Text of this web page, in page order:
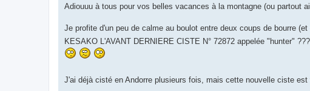
s
e
Adiouuu à tous pour vos belles vacances à la montagne (ou partout
Je profite d'un peu de calme au boulot entre deux coups de bourre
KESAKO L'AVANT DERNIERE CISTE N° 72872 appelée "hunter"
J'ai déjà cisté en Andorre plusieurs fois, mais cette nouvelle ciste est